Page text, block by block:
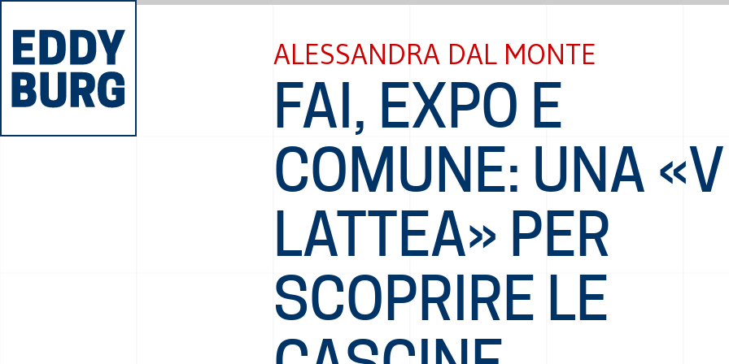
ALESSANDRA DAL MONTE
FAI, EXPO E
COMUNE: UNA
LATTEA» PER
SCOPRIRE LE